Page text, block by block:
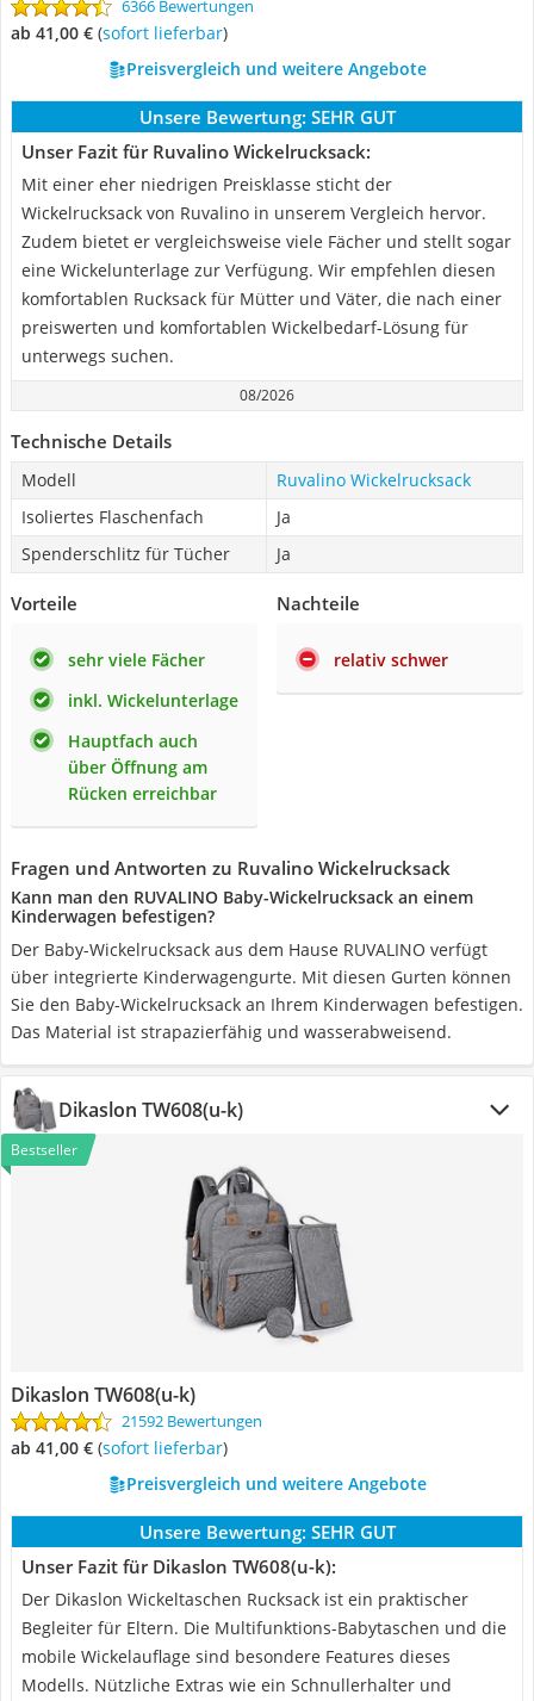
6366 Bewertungen
ab 41,00 € ( Sofort lieferbar)
Preisvergleich und weitere Angebote
Unsere Bewertung: SEHR GUT
Unser Fazit für Ruvalino Wickelrucksack:
Mit einer eher niedrigen Preisklasse sticht der
Wickelrucksack von Ruvalino in unserem Vergleich hervor.
Zudem bietet er vergleichsweise viele Fächer und stellt sogar
eine Wickelunterlage zur Verfügung. Wir empfehlen diesen
komfortablen Rucksack für Mütter und Väter, die nach einer
preiswerten und komfortablen Wickelbedarf-Lösung für
unterwegs suchen.
08/2026
Technische Details
Modell
Ruvalino Wickelrucksack
Isoliertes Flaschenfach
Ja
Spenderschlitz für Tücher
Ja
Vorteile
sehr viele Fächer
inkl. Wickelunterlage
Hauptfach auch
über Öffnung am
Rücken erreichbar
Nachteile
relativ schwer
Fragen und Antworten zu Ruvalino Wickelrucksack
Kann man den RUVALINO Baby-Wickelrucksack an einem
Kinderwagen befestigen?
Der Baby-Wickelrucksack aus dem Hause RUVALINO verfügt
über integrierte Kinderwagengurte. Mit diesen Gurten können
Sie den Baby-Wickelrucksack an Ihrem Kinderwagen befestigen.
Das Material ist strapazierfähig und wasserabweisend.
Dikaslon TW608(u-k)
Bestseller
Dikaslon TW608(u-k)
21592 Bewertungen
ab 41,00 € ( Sofort lieferbar)
Preisvergleich und weitere Angebote
Unsere Bewertung: SEHR GUT
Unser Fazit für Dikaslon TW608(u-k):
Der Dikaslon Wickeltaschen Rucksack ist ein praktischer
Begleiter für Eltern. Die Multifunktions-Babytaschen und die
mobile Wickelauflage sind besondere Features dieses
Modells. Nützliche Extras wie ein Schnullerhalter und